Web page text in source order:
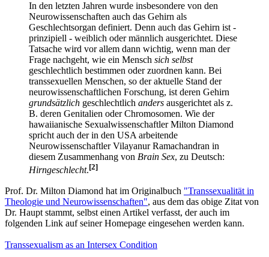
In den letzten Jahren wurde insbesondere von den
Neurowissenschaften auch das Gehirn als
Geschlechtsorgan definiert. Denn auch das Gehirn ist -
prinzipiell - weiblich oder männlich ausgerichtet. Diese
Tatsache wird vor allem dann wichtig, wenn man der
Frage nachgeht, wie ein Mensch sich selbst
geschlechtlich bestimmen oder zuordnen kann. Bei
transsexuellen Menschen, so der aktuelle Stand der
neurowissenschaftlichen Forschung, ist deren Gehirn
grundsätzlich geschlechtlich anders ausgerichtet als z.
B. deren Genitalien oder Chromosomen. Wie der
hawaiianische Sexualwissenschaftler Milton Diamond
spricht auch der in den USA arbeitende
Neurowissenschaftler Vilayanur Ramachandran in
diesem Zusammenhang von Brain Sex, zu Deutsch:
Hirngeschlecht.[2]
Prof. Dr. Milton Diamond hat im Originalbuch "Transsexualität in
Theologie und Neurowissenschaften", aus dem das obige Zitat von
Dr. Haupt stammt, selbst einen Artikel verfasst, der auch im
folgenden Link auf seiner Homepage eingesehen werden kann.
Transsexualism as an Intersex Condition